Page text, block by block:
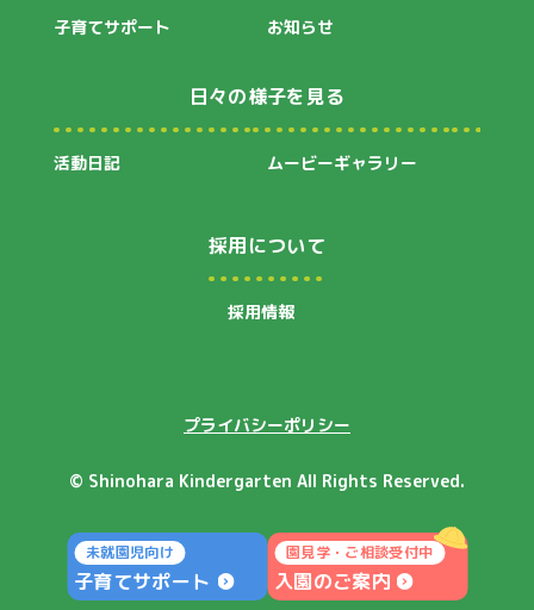
未就園児向け
子育てサポート
園見学・ご相談受付中
入園のご案内
プライバシーポリシー
子育てサポート
お知らせ
日々の様子を見る
活動日記 ムービーギャラリー
採用について
採用情報
©︎ Shinohara Kindergarten All Rights Reserved.